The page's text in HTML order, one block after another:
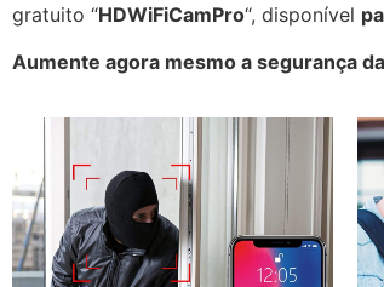
gratuito “HDWiFiCamPro“, disponível
Aumente agora mesmo a segurança